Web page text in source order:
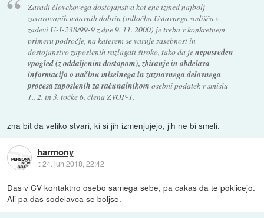
Zaradi človekovega dostojanstva kot ene izmed najbolj
zavarovanih ustavnih dobrin (odločba Ustavnega sodišča v
zadevi U-I-238/99-9 z dne 9. 11. 2000) je treba v konkretnem
primeru področje, na katerem se varuje zasebnost in
dostojanstvo zaposlenih razlagati široko, tako da jeneposreden
vpogled (z oddaljenim dostopom), zbiranje in obdelava
informacijo o načinu miselnega in zaznavnega delovnega
procesa zaposlenih za računalnikom osebni podatek v smislu
1., 2. in 3. točke 6. člena ZVOP-1.
zna bit da veliko stvari, ki si jih izmenjujejo, jih ne bi smeli.
harmony
::24. jun 2018, 22:42
Das v CV kontaktno osebo samega sebe, pa cakas da te poklicejo.
Ali pa das sodelavca se boljse.